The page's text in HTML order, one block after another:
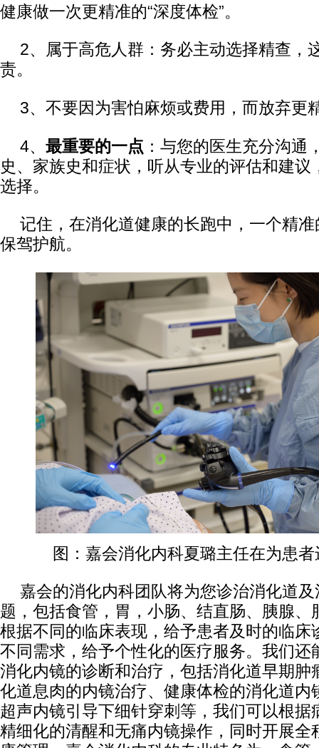
健康做一次更精准的“深度体检”。
2、属于高危人群：务必主动选择精查，
责。
3、不要因为害怕麻烦或费用，而放弃更
4、 最重要的一点 ：与您的医生充分沟通
史、家族史和症状，听从专业的评估和建议
选择。
记住，在消化道健康的长跑中，一个精
保驾护航。
图：嘉会消化内科夏璐主任在为患
嘉会的消化内科团队将为您诊治消化道
题，包括食管，胃，小肠、结直肠、胰腺、
根据不同的临床表现，给予患者及时的临床
不同需求，给予个性化的医疗服务。我们还
消化内镜的诊断和治疗，包括消化道早期肿
化道息肉的内镜治疗、健康体检的消化道内
超声内镜引导下细针穿刺等，我们可以根据
精细化的清醒和无痛内镜操作，同时开展全